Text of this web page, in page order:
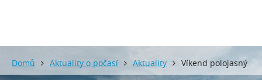
Domů Aktuality o počasí Aktuality Víkend polojasný